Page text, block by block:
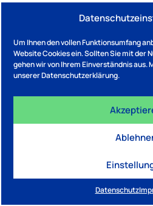
Um Ihnen den vollen Funktionsumfang
Website Cookies ein. Sollten Sie mit der
gehen wir von Ihrem Einverständnis aus.
unserer Datenschutzerklärung.
Datenschutz